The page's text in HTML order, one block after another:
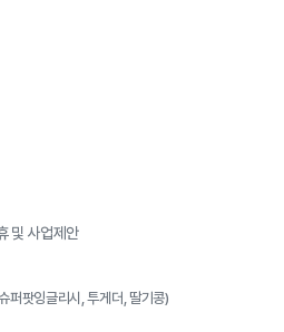
및 사업제안
퍼팟잉글리시, 투게더, 딸기콩)